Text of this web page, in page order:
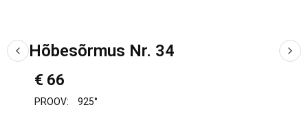
Hõbesõrmus Nr. 34
€ 66
PROOV:
925°